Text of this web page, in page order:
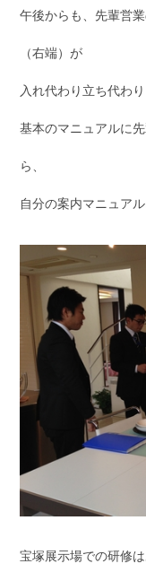
午後からも、先輩営
（右端）が
入れ代わり立ち代わ
基本のマニュアルに
ら、
自分の案内マニュア
宝塚展示場での研修は